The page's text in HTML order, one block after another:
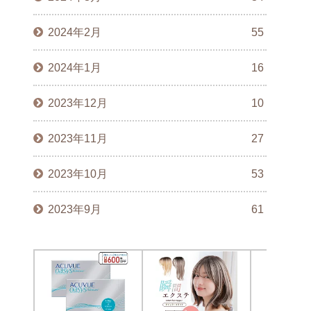
2024年2月 55
2024年1月 16
2023年12月 10
2023年11月 27
2023年10月 53
2023年9月 61